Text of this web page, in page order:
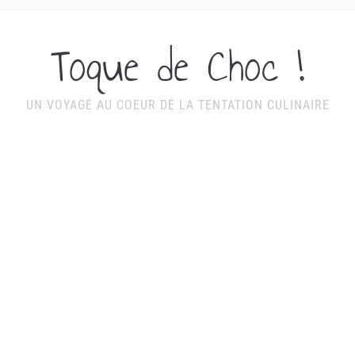
Toque de Choc !
UN VOYAGE AU COEUR DE LA TENTATION CULINAIRE